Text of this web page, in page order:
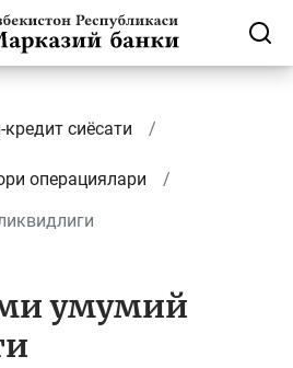
кредит сиёсати
операциялари
умумий